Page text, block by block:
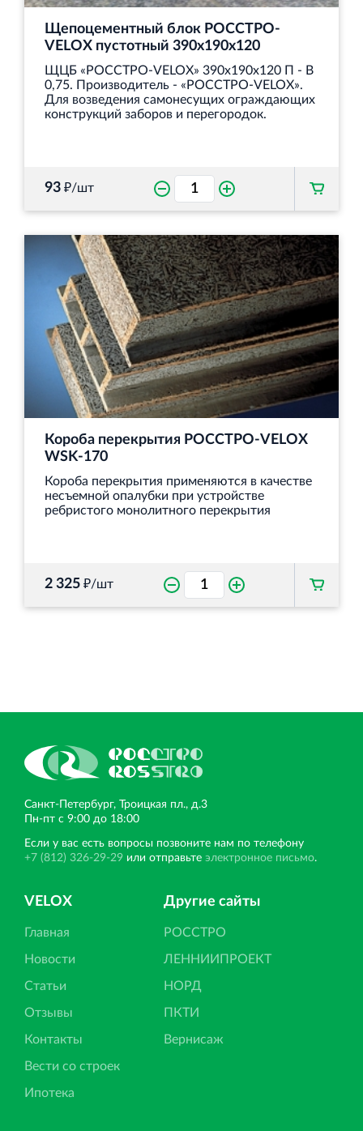
Щепоцементный блок РОССТРО-
VELOX пустотный 390х190х120
ЩЦБ «РОССТРО‐VELOX» 390х190х120 П - В
0,75. Производитель - «РОССТРО‐VELOX».
Для возведения самонесущих ограждающих
конструкций заборов и перегородок.
93 ₽/шт
Короба перекрытия РОССТРО-VELOX
WSK-170
Короба перекрытия применяются в качестве
несъемной опалубки при устройстве
ребристого монолитного перекрытия
2 325 ₽/шт
Санкт‐Петербург, Троицкая пл., д.3
Пн‐пт с 9:00 до 18:00
Если у вас есть вопросы позвоните нам по телефону
+7 (812) 326-29-29 или отправьте электронное письмо.
VELOX
Главная
Новости
Статьи
Отзывы
Контакты
Вести со строек
Ипотека
Другие сайты
РОССТРО
ЛЕННИИПРОЕКТ
НОРД
ПКТИ
Вернисаж